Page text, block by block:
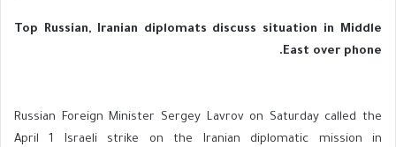
Top Russian, Iranian diplomats discuss situation in Middle
East over phone.
Russian Foreign Minister Sergey Lavrov on Saturday called the
April 1 Israeli strike on the Iranian diplomatic mission in